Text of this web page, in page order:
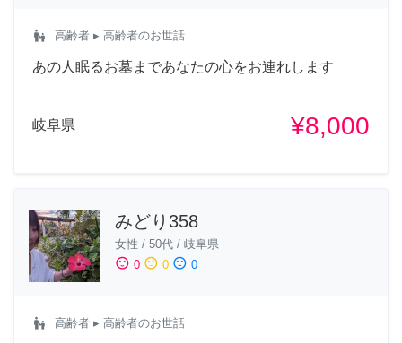
escalator_warning 高齢者 ▸ 高齢者のお世話
あの人眠るお墓まであなたの心をお連れします
岐阜県 ¥8,000
みどり358
女性 / 50代 / 岐阜県
sentiment_satisfied 0 sentiment_neutral 0 sentiment_dissatisfied 0
escalator_warning 高齢者 ▸ 高齢者のお世話